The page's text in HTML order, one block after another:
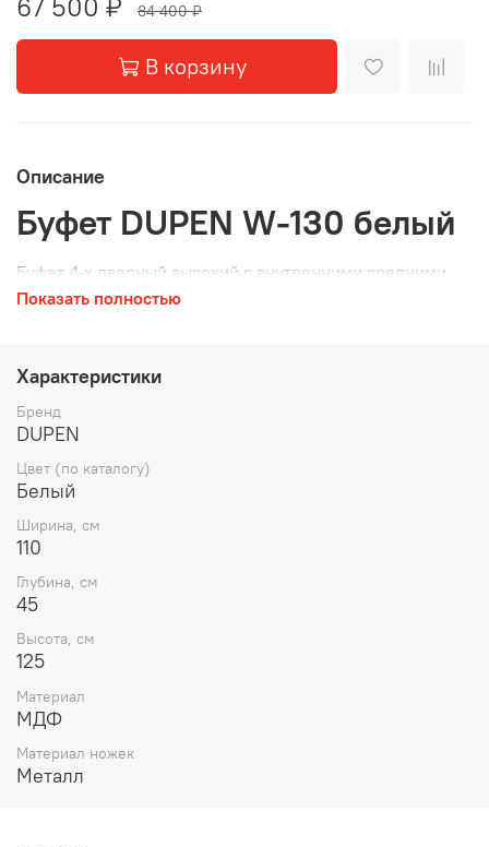
84 400 ₽
В корзину
Описание
Буфет DUPEN W-130 белый
Буфет 4-х дверный высокий с внутренними средними
полками (открывание нажатием)
Цвет: Белый лак
Ножки - черный металл
Показать полностью
Характеристики
Бренд
DUPEN
Цвет (по каталогу)
Белый
Ширина, см
110
Глубина, см
45
Высота, см
125
Материал
МДФ
Материал ножек
Металл